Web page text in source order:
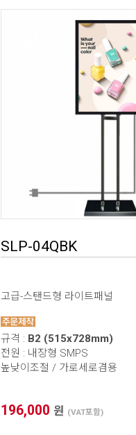
3. 이미지
4. 보이는
SLP-04QBK
고급-스탠드형 라이트패널
규격 : B2 (515x728mm)
전원 : 내장형 SMPS
높낮이조절 / 가로세로겸용
196,000 원 (VAT포함)